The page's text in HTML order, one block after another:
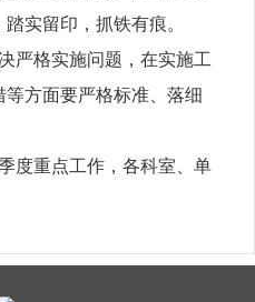
实留印，抓铁有痕。
严格实施问题，在实施工
方面要严格标准、落细
度重点工作，各科室、单